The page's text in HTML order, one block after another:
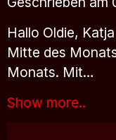
Hallo Oldie,
Mitte des
Monats. Mit…
Show more..